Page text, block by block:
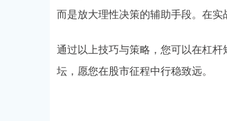
而是放大理性决策的辅助手段。在实
通过以上技巧与策略，您可以在杠
坛，愿您在股市征程中行稳致远。